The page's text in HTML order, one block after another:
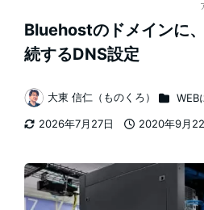
Bluehostのドメインに
続するDNS設定
2026年7月27日
2020年9月
著
者
大東 信仁（ものくろ） カテゴリ
WEB